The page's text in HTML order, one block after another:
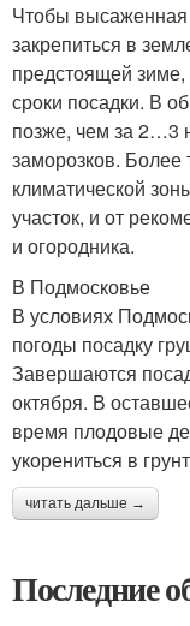
Чтобы высаженная
закрепиться в
предстоящей
сроки посадки. В
позже, чем за 2…3
заморозков. Более
климатической
участок, и от
и огородника.
В Подмосковье
В условиях
погоды посадку
Завершаются
октября. В
время плодовые
укорениться в
читать дальше →
Последние